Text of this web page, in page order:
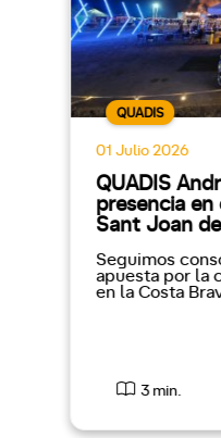
QUADIS
01 Julio 2026
QUADIS
presencia en
Sant Joan
Seguimos
apuesta por la
en la Costa
3 min.